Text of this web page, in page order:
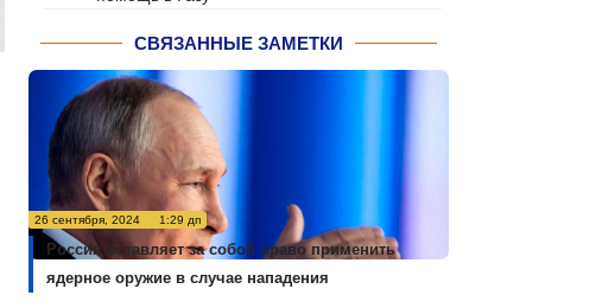
СВЯЗАННЫЕ ЗАМЕТКИ
26 сентября, 2024 1:29 дп
Россия оставляет за собой право применить
ядерное оружие в случае нападения